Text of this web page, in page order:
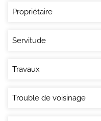
Propriétaire
Servitude
Travaux
Trouble de voisinage